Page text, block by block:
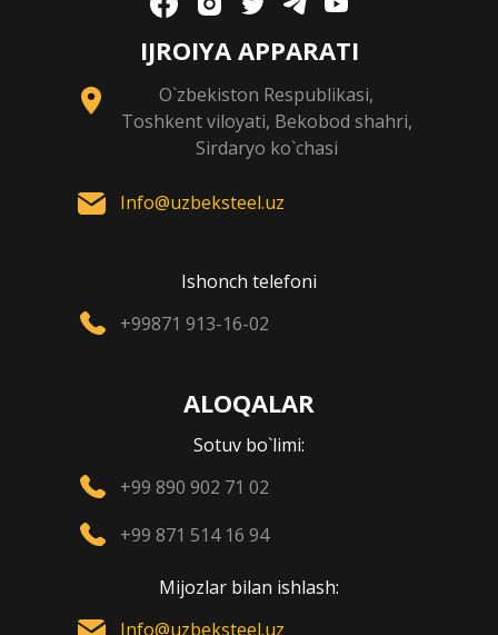
IJROIYA APPARATI
O`zbekiston Respublikasi,
Toshkent viloyati, Bekobod shahri,
Sirdaryo ko`chasi
Info@uzbeksteel.uz
Ishonch telefoni
+99871 913-16-02
ALOQALAR
Sotuv bo`limi:
+99 890 902 71 02
+99 871 514 16 94
Mijozlar bilan ishlash:
Info@uzbeksteel.uz